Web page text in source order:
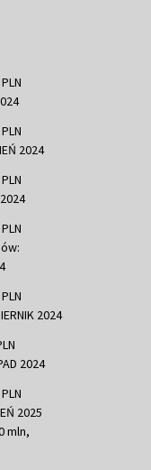
2024
2024
2024
2025
mln,